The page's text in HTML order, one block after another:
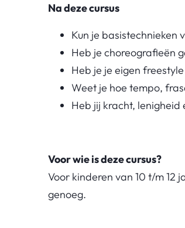
Na deze cursus
Kun je basistechnieken
Heb je choreografieën
Heb je je eigen
Weet je hoe tempo,
Heb jij kracht,
Voor wie is deze cursus?
Voor kinderen van 10 t/m 12
genoeg.